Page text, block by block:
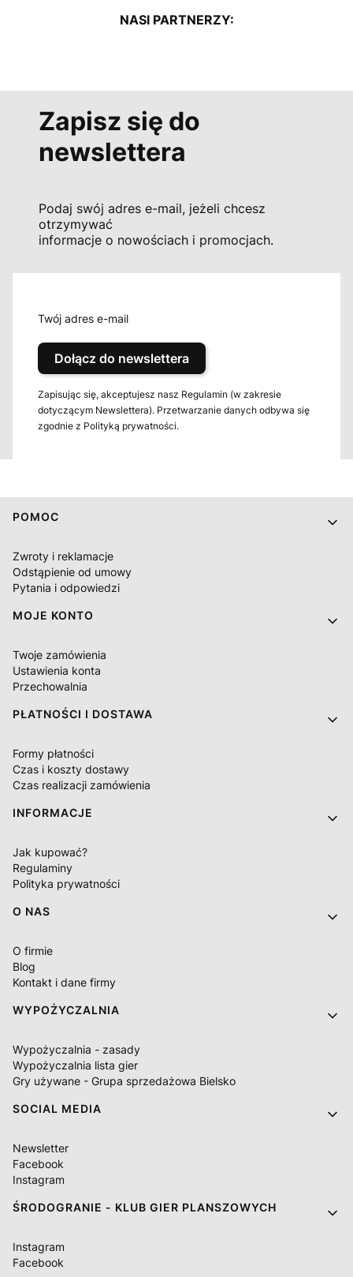
NASI PARTNERZY:
Zapisz się do
newslettera
Podaj swój adres e-mail, jeżeli chcesz
otrzymywać
informacje o nowościach i promocjach.
Twój adres e-mail
Dołącz do newslettera
Zapisując się, akceptujesz nasz Regulamin (w zakresie
dotyczącym Newslettera). Przetwarzanie danych odbywa się
zgodnie z Polityką prywatności.
Linki w stopce
POMOC
Zwroty i reklamacje
Odstąpienie od umowy
Pytania i odpowiedzi
MOJE KONTO
Twoje zamówienia
Ustawienia konta
Przechowalnia
PŁATNOŚCI I DOSTAWA
Formy płatności
Czas i koszty dostawy
Czas realizacji zamówienia
INFORMACJE
Jak kupować?
Regulaminy
Polityka prywatności
O NAS
O firmie
Blog
Kontakt i dane firmy
WYPOŻYCZALNIA
Wypożyczalnia - zasady
Wypożyczalnia lista gier
Gry używane - Grupa sprzedażowa Bielsko
SOCIAL MEDIA
Newsletter
Facebook
Instagram
ŚRODOGRANIE - KLUB GIER PLANSZOWYCH
Instagram
Facebook